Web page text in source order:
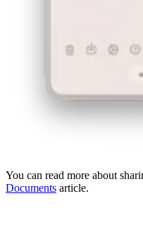
You can read more about
Documents article.